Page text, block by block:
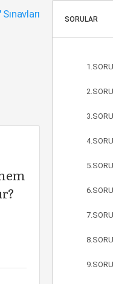
Sınavları SORULAR
1.SORU
2.SORU
3.SORU
4.SORU
5.SORU
6.SORU
7.SORU
8.SORU
9.SORU